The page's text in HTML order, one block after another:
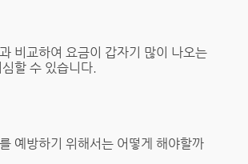
비교하여 요금이 갑자기 많이 나오는
할 수 있습니다.
예방하기 위해서는 어떻게 해야할까